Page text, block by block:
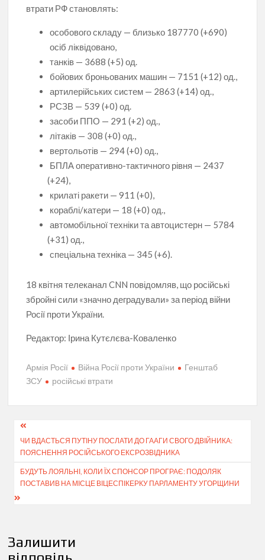
втрати РФ становлять:
особового складу — близько 187770 (+690)
осіб ліквідовано,
танків — 3688 (+5) од.
бойових броньованих машин — 7151 (+12) од.,
артилерійських систем — 2863 (+14) од.,
РСЗВ — 539 (+0) од.
засоби ППО — 291 (+2) од.,
літаків — 308 (+0) од.,
вертольотів — 294(+0) од.,
БПЛА оперативно-тактичного рівня — 2437
(+24),
крилаті ракети — 911 (+0),
кораблі/катери — 18 (+0) од.,
автомобільної техніки та автоцистерн — 5784
(+31) од.,
спеціальна техніка — 345 (+6).
18 квітня телеканал CNN повідомляв, що російські
збройні сили «значно деградували» за період війни
Росії проти України.
Редактор: Ірина Кутєлєва-Коваленко
Армія Росії Війна Росії проти України
Генштаб
ЗСУ
російські втрати
Навігація
записів
ЧИ ВДАСТЬСЯ ПУТІНУ ПОСЛАТИ ДО ГААГИ СВОГО ДВІЙНИКА:
ПОЯСНЕННЯ РОСІЙСЬКОГО ЕКСРОЗВІДНИКА
БУДУТЬ ЛОЯЛЬНІ, КОЛИ ЇХ СПОНСОР ПРОГРАЄ: ПОДОЛЯК
ПОСТАВИВ НА МІСЦЕ ВІЦЕСПІКЕРКУ ПАРЛАМЕНТУ УГОРЩИНИ
Залишити